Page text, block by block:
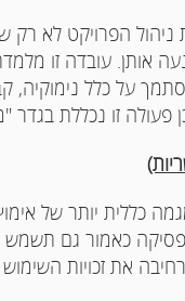
הפרויקט לא רק
אותן. עובדה זו
על כלל נימוקיה,
פעולה זו נכללת
כללית יותר של
כאמור גם תשמש
את זכויות